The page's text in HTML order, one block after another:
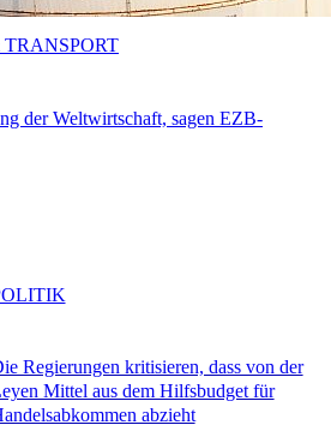
der Weltwirtschaft, sagen EZB-
Regierungen kritisieren, dass von der
Mittel aus dem Hilfsbudget für
abzieht